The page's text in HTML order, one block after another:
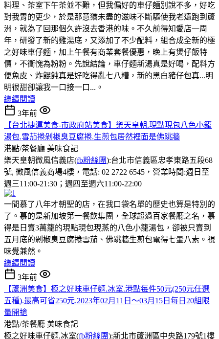
料理、茶室下午茶並不難，但我偏好的車仔麵別說不多，好吃
對我胃的更少，於是那意猶未盡的滋味不斷驅使我老遠跑到蘆
洲，就為了回那個久許沒去香港的味。不久前得知愛店一周
年，研發了新的雞湯底，又添加了不少配料，組合成全新的極
之好味車仔麵，加上午餐有商業套餐優惠，晚上有煲仔飯特
價，不衝愧為粉粉。先說結論，車仔麵新湯真是好喝，配料方
便魚皮、炸餛飩真是好吃得亂七八糟，新的黑白豬仔包真...明
明很甜卻讓我一口接一口...。
繼續閱讀
3年前
【台北捷運美食-市政府站美食】樂天皇朝.現點現包八色小籠
湯包.雪茄捲剁椒臭豆腐捲.生煎包居然裡面是佛跳牆
港點/茶餐廳 美味食記
樂天皇朝微風信義店(fb粉絲團):台北市信義區忠孝東路五段68
號, 微風信義商場4樓，電話: 02 2722 6545，營業時間:週日至
週三11:00-21:30；週四至週六11:00-22:00
一間慕了八年才朝聖的店，在我口袋名單的歷史也算是特別的
了。慕的是新加坡第一餐飲集團，全球超過百家餐廳之名，慕
得是日賣3萬籠的現點現包現蒸的八色小籠湯包，卻被只賣到
五月底的剁椒臭豆腐捲雪茄、佛跳牆生煎包電得七暈八素。視
味覺兼然。
繼續閱讀
3年前
【蘆洲美食】極之好味車仔麵.冰室.港點每件50元(250元任選
五種).最高可省250元.2023年02月11日〜03月15日每日20組限
量開搶
港點/茶餐廳 美味食記
極之好味車仔麵.冰室(fb粉絲團):新北市蘆洲區中央路179號1樓